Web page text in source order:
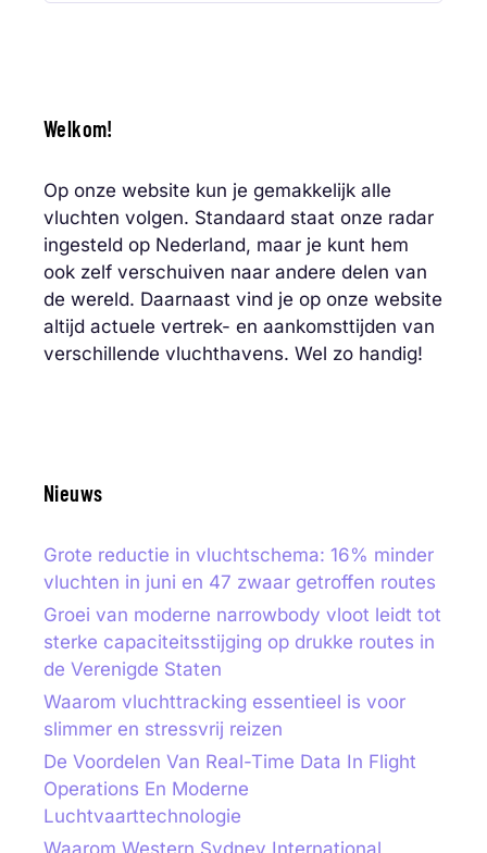
Welkom!
Op onze website kun je gemakkelijk alle
vluchten volgen. Standaard staat onze radar
ingesteld op Nederland, maar je kunt hem
ook zelf verschuiven naar andere delen van
de wereld. Daarnaast vind je op onze website
altijd actuele vertrek- en aankomsttijden van
verschillende vluchthavens. Wel zo handig!
Nieuws
Grote reductie in vluchtschema: 16% minder
vluchten in juni en 47 zwaar getroffen routes
Groei van moderne narrowbody vloot leidt tot
sterke capaciteitsstijging op drukke routes in
de Verenigde Staten
Waarom vluchttracking essentieel is voor
slimmer en stressvrij reizen
De Voordelen Van Real-Time Data In Flight
Operations En Moderne
Luchtvaarttechnologie